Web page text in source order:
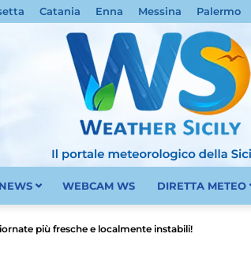
Catania Enna Messina Palermo
WEBCAM WS DIRETTA METEO
più fresche e localmente instabili!